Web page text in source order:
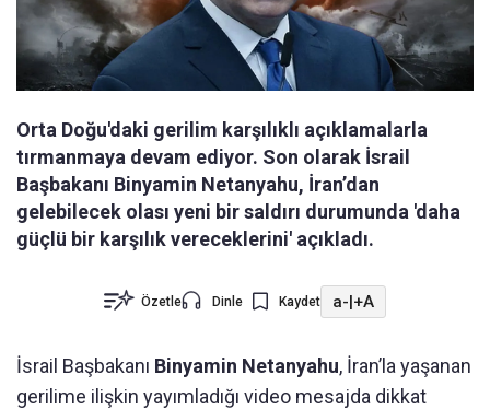
Orta Doğu'daki gerilim karşılıklı açıklamalarla
tırmanmaya devam ediyor. Son olarak İsrail
Başbakanı Binyamin Netanyahu, İran’dan
gelebilecek olası yeni bir saldırı durumunda 'daha
güçlü bir karşılık vereceklerini' açıkladı.
Özetle Dinle Kaydet a-|+A
İsrail Başbakanı Binyamin Netanyahu, İran’la yaşanan
gerilime ilişkin yayımladığı video mesajda dikkat